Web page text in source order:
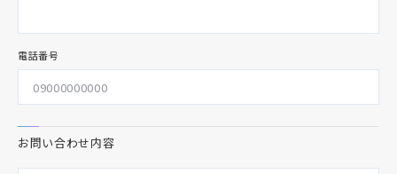
電話番号
お問い合わせ内容